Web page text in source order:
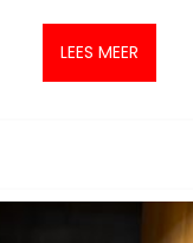
LEES MEER